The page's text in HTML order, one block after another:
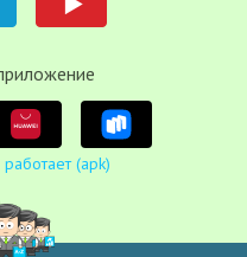
(apk)